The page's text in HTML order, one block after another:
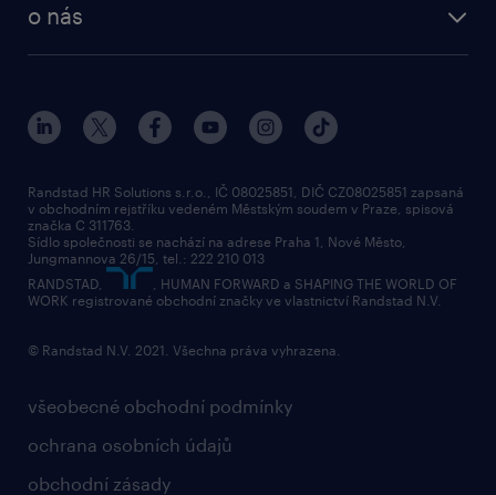
karierní poradna
o nás
náš příbeh
tiskové zprávy
společenská odpovědnost
přidej se k nám
kontakty & pobočky
bezpečnostní politika
všeobecné obchodní podmínky
ochrana osobních údajů
obchodní zásady
Randstad HR Solutions s.r.o., IČ 08025851, DIČ CZ08025851 zapsaná
v obchodním rejstříku vedeném Městským soudem v Praze, spisová
značka C 311763.
Sídlo společnosti se nachází na adrese Praha 1, Nové Město,
Jungmannova 26/15, tel.: 222 210 013
RANDSTAD,
, HUMAN FORWARD a SHAPING THE WORLD OF
WORK registrované obchodní značky ve vlastnictví Randstad N.V.
© Randstad N.V. 2021. Všechna práva vyhrazena.